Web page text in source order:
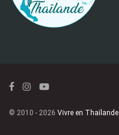
© 2010 - 2026 Vivre en Thaïlande